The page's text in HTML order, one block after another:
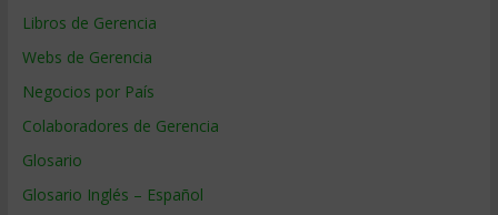
Libros de Gerencia
Webs de Gerencia
Negocios por País
Colaboradores de Gerencia
Glosario
Glosario Inglés – Español